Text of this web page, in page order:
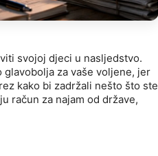
svojoj djeci u nasljedstvo.
za vaše voljene, jer
kako bi zadržali nešto što ste
račun za najam od države,